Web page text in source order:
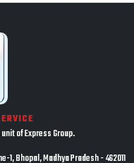
of Express Group.
1, Bhopal, Madhya Pradesh - 462011